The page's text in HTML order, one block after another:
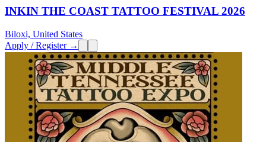
INKIN THE COAST TATTOO FESTIVAL 2026
Biloxi, United States
Apply / Register →